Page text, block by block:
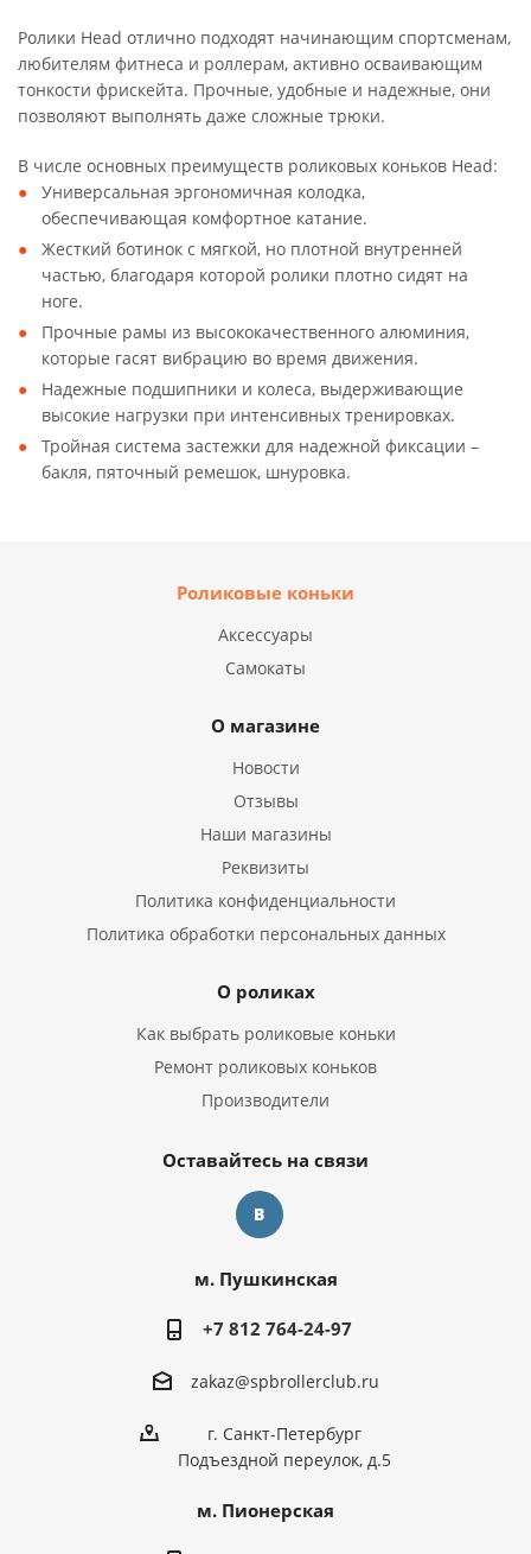
Ролики Head отлично подходят начинающим спортсменам,
любителям фитнеса и роллерам, активно осваивающим
тонкости фрискейта. Прочные, удобные и надежные, они
позволяют выполнять даже сложные трюки.
В числе основных преимуществ роликовых коньков Head:
Универсальная эргономичная колодка,
обеспечивающая комфортное катание.
Жесткий ботинок с мягкой, но плотной внутренней
частью, благодаря которой ролики плотно сидят на
ноге.
Прочные рамы из высококачественного алюминия,
которые гасят вибрацию во время движения.
Надежные подшипники и колеса, выдерживающие
высокие нагрузки при интенсивных тренировках.
Тройная система застежки для надежной фиксации –
бакля, пяточный ремешок, шнуровка.
Роликовые коньки
Аксессуары
Самокаты
О магазине
Новости
Отзывы
Наши магазины
Реквизиты
Политика конфиденциальности
Политика обработки персональных данных
О роликах
Как выбрать роликовые коньки
Ремонт роликовых коньков
Производители
Оставайтесь на связи
м. Пушкинская
+7 812 764-24-97
zakaz@spbrollerclub.ru
г. Санкт-Петербург
Подъездной переулок, д.5
м. Пионерская